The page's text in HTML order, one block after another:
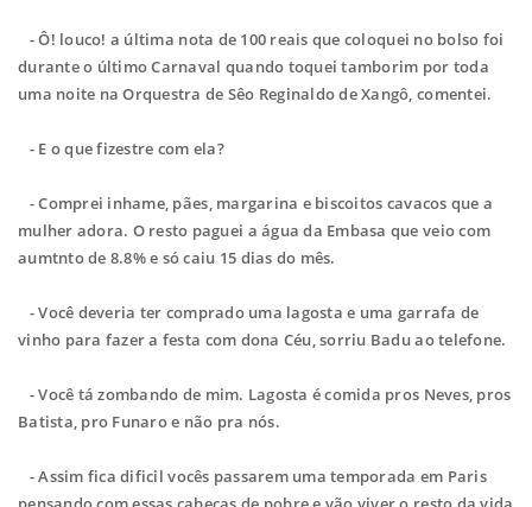
- Ô! louco! a última nota de 100 reais que coloquei no bolso foi
durante o último Carnaval quando toquei tamborim por toda
uma noite na Orquestra de Sêo Reginaldo de Xangô, comentei.
- E o que fizestre com ela?
- Comprei inhame, pães, margarina e biscoitos cavacos que a
mulher adora. O resto paguei a água da Embasa que veio com
aumtnto de 8.8% e só caiu 15 dias do mês.
- Você deveria ter comprado uma lagosta e uma garrafa de
vinho para fazer a festa com dona Céu, sorriu Badu ao telefone.
- Você tá zombando de mim. Lagosta é comida pros Neves, pros
Batista, pro Funaro e não pra nós.
- Assim fica dificil vocês passarem uma temporada em Paris